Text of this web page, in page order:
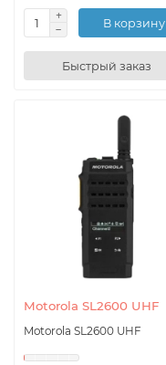
В корзину
Быстрый заказ
Motorola SL2600 UHF
Motorola SL2600 UHF